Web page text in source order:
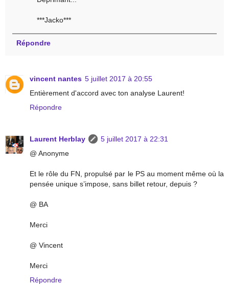
***Jacko***
Répondre
vincent nantes 5 juillet 2017 à 20:55
Entièrement d'accord avec ton analyse Laurent!
Répondre
Laurent Herblay
5 juillet 2017 à 22:31
@ Anonyme
Et le rôle du FN, propulsé par le PS au moment même où la
pensée unique s’impose, sans billet retour, depuis ?
@ BA
Merci
@ Vincent
Merci
Répondre